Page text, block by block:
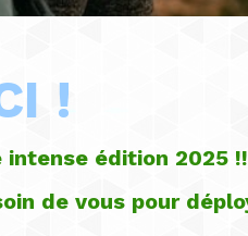
!
édition 2025
de vous pour